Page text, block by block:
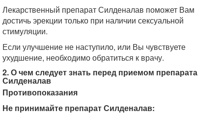
Лекарственный препарат Силденалав поможет Вам
достичь эрекции только при наличии сексуальной
стимуляции.
Если улучшение не наступило, или Вы чувствуете
ухудшение, необходимо обратиться к врачу.
2. О чем следует знать перед приемом препарата
Силденалав
Противопоказания
Не принимайте препарат Силденалав: